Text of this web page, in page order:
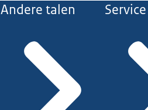
Andere talen Service